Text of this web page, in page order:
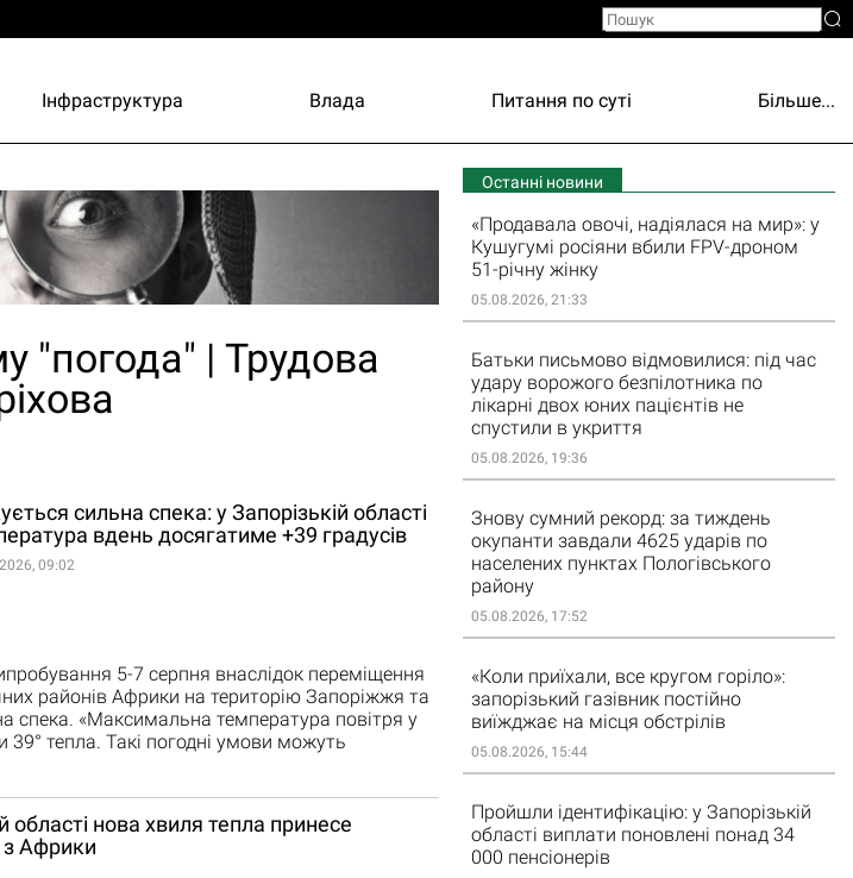
Інфраструктура Влада Питання по суті Більше...
"погода" | Трудова
сильна спека: у Запорізькій області
вдень досягатиме +39 градусів
09:02
5-7 серпня внаслідок переміщення
районів Африки на територію Запоріжжя та
спека. «Максимальна температура повітря у
39° тепла. Такі погодні умови можуть
області нова хвиля тепла принесе
з Африки
Останні новини
«Продавала овочі, надіялася на мир»: у
Кушугумі росіяни вбили FPV-дроном
51-річну жінку
05.08.2026, 21:33
Батьки письмово відмовилися: під час
удару ворожого безпілотника по
лікарні двох юних пацієнтів не
спустили в укриття
05.08.2026, 19:36
Знову сумний рекорд: за тиждень
окупанти завдали 4625 ударів по
населених пунктах Пологівського
району
05.08.2026, 17:52
«Коли приїхали, все кругом горіло»:
запорізький газівник постійно
виїжджає на місця обстрілів
05.08.2026, 15:44
Пройшли ідентифікацію: у Запорізькій
області виплати поновлені понад 34
000 пенсіонерів